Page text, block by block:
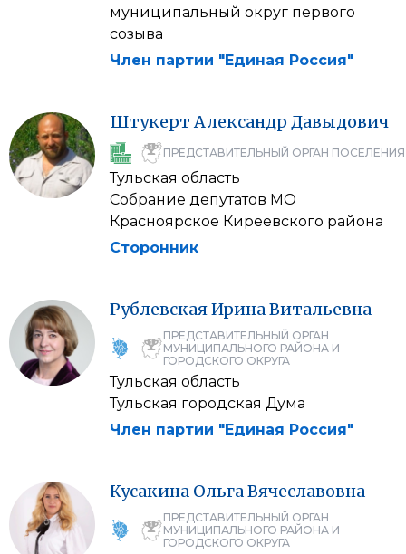
муниципальный округ первого
созыва
Член партии "Единая Россия"
Штукерт Александр Давыдович
ПРЕДСТАВИТЕЛЬНЫЙ ОРГАН ПОСЕЛЕНИЯ
Тульская область
Собрание депутатов МО
Красноярское Киреевского района
Сторонник
РублевскаяИринаВитальевна
ПРЕДСТАВИТЕЛЬНЫЙ ОРГАН
МУНИЦИПАЛЬНОГО РАЙОНА И
ГОРОДСКОГО ОКРУГА
Тульская область
Тульская городская Дума
Член партии "Единая Россия"
Кусакина ОльгаВячеславовна
ПРЕДСТАВИТЕЛЬНЫЙ ОРГАН
МУНИЦИПАЛЬНОГО РАЙОНА И
ГОРОДСКОГО ОКРУГА